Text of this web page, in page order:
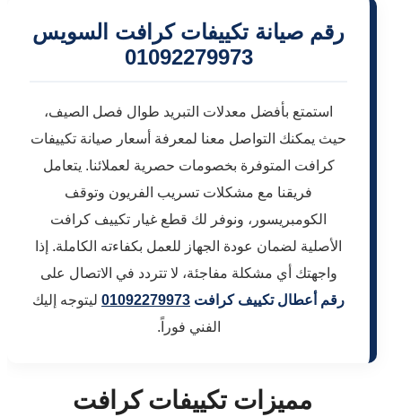
رقم صيانة تكييفات كرافت السويس
01092279973
استمتع بأفضل معدلات التبريد طوال فصل الصيف،
حيث يمكنك التواصل معنا لمعرفة أسعار صيانة تكييفات
كرافت المتوفرة بخصومات حصرية لعملائنا. يتعامل
فريقنا مع مشكلات تسريب الفريون وتوقف
الكومبريسور، ونوفر لك قطع غيار تكييف كرافت
الأصلية لضمان عودة الجهاز للعمل بكفاءته الكاملة. إذا
واجهتك أي مشكلة مفاجئة، لا تتردد في الاتصال على
رقم أعطال تكييف كرافت 01092279973 ليتوجه إليك
الفني فوراً.
مميزات تكييفات كرافت